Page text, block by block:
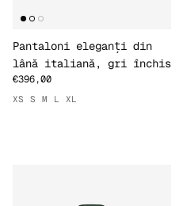
Pantaloni eleganți din
lână italiană, gri închis
€396,00
XS S M L XL